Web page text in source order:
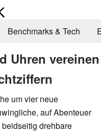
Benchmarks & Tech
Uhren
um vier neue
auf Abenteuer
drehbare